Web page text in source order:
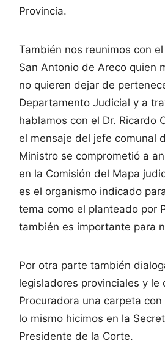
Provincia.
También nos reunimos con
San Antonio de Areco quien
no quieren dejar de
Departamento Judicial y a
hablamos con el Dr. Ricardo
el mensaje del jefe comunal
Ministro se comprometió a
en la Comisión del Mapa
es el organismo indicado
tema como el planteado por
también es importante para
Por otra parte también
legisladores provinciales y le
Procuradora una carpeta
lo mismo hicimos en la
Presidente de la Corte.